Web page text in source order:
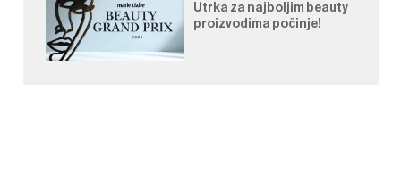
Utrka za najboljim beauty
proizvodima počinje!